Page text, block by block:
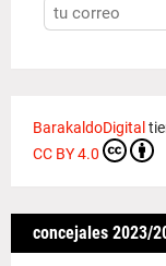
BarakaldoDigital
CC BY 4.0
concejales 2023/